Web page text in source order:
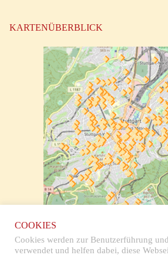
KARTENÜBERBLICK
COOKIES
Cookies werden zur Benutzerführung
verwendet und helfen dabei, diese